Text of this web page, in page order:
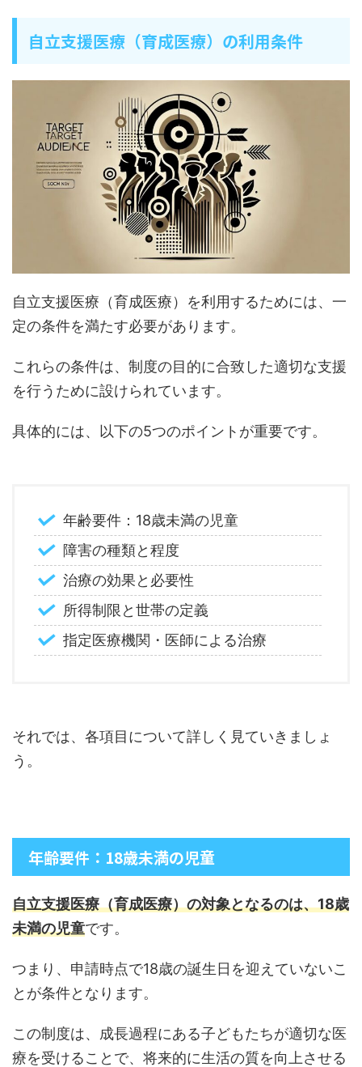
自立支援医療（育成医療）の利用条件
自立支援医療（育成医療）を利用するためには、一
定の条件を満たす必要があります。
これらの条件は、制度の目的に合致した適切な支援
を行うために設けられています。
具体的には、以下の5つのポイントが重要です。
年齢要件：18歳未満の児童
障害の種類と程度
治療の効果と必要性
所得制限と世帯の定義
指定医療機関・医師による治療
それでは、各項目について詳しく見ていきましょ
う。
年齢要件：18歳未満の児童
自立支援医療（育成医療）の対象となるのは、18歳
未満の児童です。
つまり、申請時点で18歳の誕生日を迎えていないこ
とが条件となります。
この制度は、成長過程にある子どもたちが適切な医
療を受けることで、将来的に生活の質を向上させる